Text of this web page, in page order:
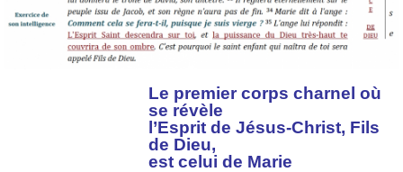
Le premier corps charnel où
se révèle
l’Esprit de Jésus-Christ, Fils
de Dieu,
est celui de Marie